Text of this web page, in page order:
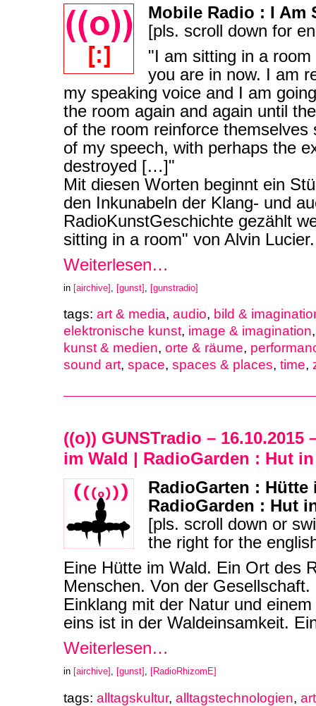
Mobile Radio : I Am
[pls. scroll down for
"I am sitting in a
you are in now. I am
my speaking voice and I am
the room again and again until
of the room reinforce themselves
of my speech, with perhaps the
destroyed […]"
Mit diesen Worten beginnt ein
den Inkunabeln der Klang- und
RadioKunstGeschichte gezählt
sitting in a room" von Alvin Lucier.
Weiterlesen…
in [airchive] [gunst] [gunstradio]
tags: art & media, audio, bild &
elektronische kunst, image & imagination
kunst & medien, orte & räume,
sound art, space, spaces & places, time,
((o)) GUNSTradio – 16.10.2015
im Wald | RadioGarden : Hut
RadioGarten : Hütte
RadioGarden : Hut
[pls. scroll down or
the right for the
Eine Hütte im Wald. Ein Ort des
Menschen. Von der
Einklang mit der Natur und
eins ist in der Waldeinsamkeit.
Weiterlesen…
in [airchive] , [gunst] , [RadioRhizomE]
tags: alltagskultur, alltagstechnologien,